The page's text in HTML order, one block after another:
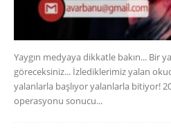
Yaygın medyaya dikkatle bakın... Bir
göreceksiniz... İzlediklerimiz yalan
yalanlarla başlıyor yalanlarla bitiyor!
operasyonu sonucu...